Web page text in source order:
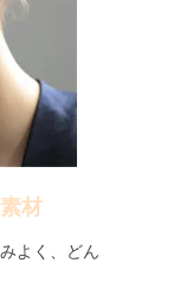
材
よく、どん